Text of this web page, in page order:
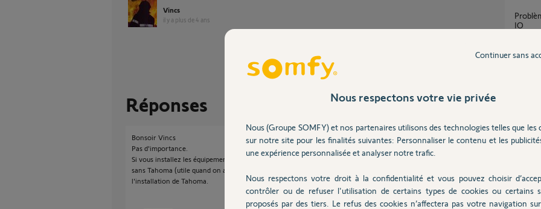
Vincs
il y a plus de 4 ans
Partager cette question
Participer au fil de discussion
Réponses
Bonsoir Vincs
Pas d'importance.
Si vous installez les équipements d'abord, déjà vous pourrez vérifier que tout fonctionnent
sans Tahoma (utile quand on a plus internet) puis vous pourrez vous consacrer à
l'installation de Tahoma.
Problème avec la Tahoma et Smoove Origin
IO
Problème ajout SMOOVE IO sur Tahoma
Switch ?
Nous respectons votre vie privée
Nous (Groupe SOMFY) et nos partenaires utilisons des technologies telles que les
sur notre site pour les finalités suivantes: Personnaliser le contenu et les
une expérience personnalisée et analyser notre trafic.
Nous respectons votre droit à la confidentialité et vous pouvez choisir
contrôler ou de refuser l'utilisation de certains types de cookies ou certains
proposés par des tiers. Le refus des cookies n’affectera pas votre navigation
Continuer sans